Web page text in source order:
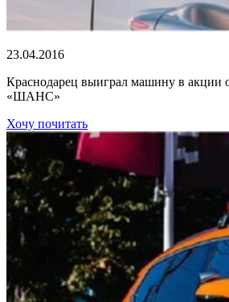
23.04.2016
Краснодарец выиграл машину в акции
«ШАНС»
Хочу почитать